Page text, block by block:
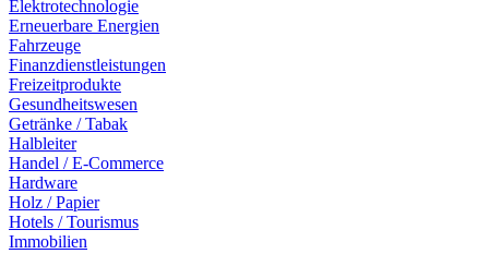
Elektrotechnologie
Erneuerbare Energien
Fahrzeuge
Finanzdienstleistungen
Freizeitprodukte
Gesundheitswesen
Getränke / Tabak
Halbleiter
Handel / E-Commerce
Hardware
Holz / Papier
Hotels / Tourismus
Immobilien